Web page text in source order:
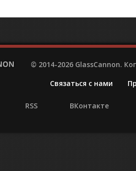
© 2014-2026 GlassCannon.
Связаться с нами
RSS ВКонтакте